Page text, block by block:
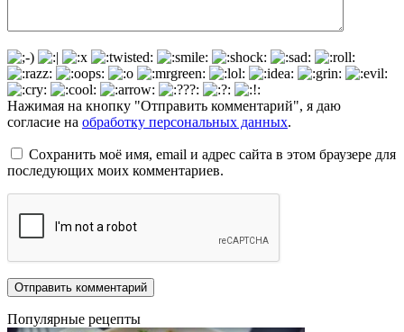
Нажимая на кнопку "Отправить комментарий", я даю
согласие на обработку персональных данных.
Сохранить моё имя, email и адрес сайта в этом браузере для
последующих моих комментариев.
Популярные рецепты